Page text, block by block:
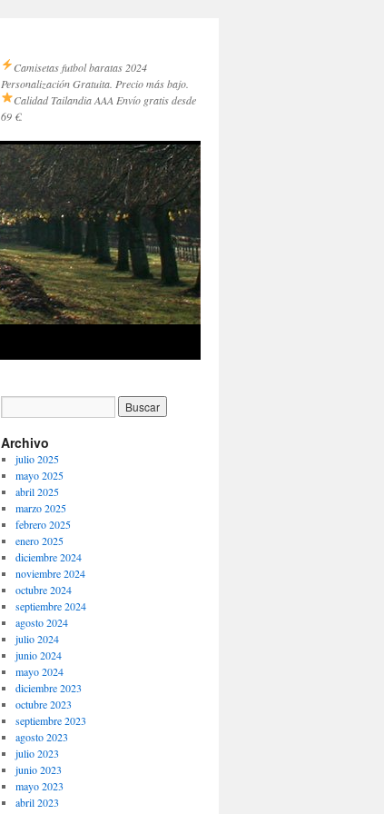
Camisetas futbol baratas 2024
Personalización Gratuita. Precio más bajo.
Calidad Tailandia AAA Envío gratis desde
69 €.
Archivo
julio 2025
mayo 2025
abril 2025
marzo 2025
febrero 2025
enero 2025
diciembre 2024
noviembre 2024
octubre 2024
septiembre 2024
agosto 2024
julio 2024
junio 2024
mayo 2024
diciembre 2023
octubre 2023
septiembre 2023
agosto 2023
julio 2023
junio 2023
mayo 2023
abril 2023